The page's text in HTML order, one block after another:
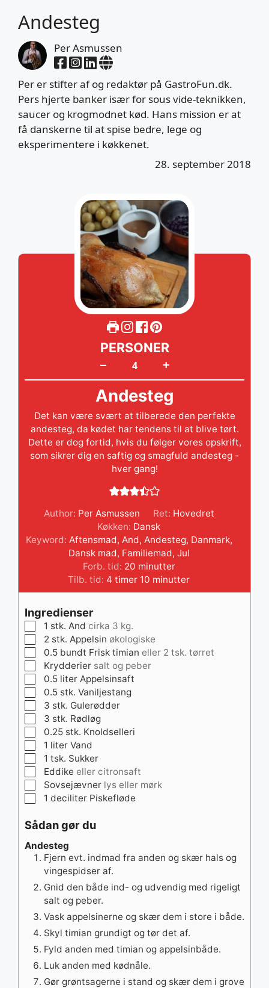
Andesteg
Per Asmussen
Per er stifter af og redaktør på GastroFun.dk.
Pers hjerte banker især for sous vide-teknikken,
saucer og krogmodnet kød. Hans mission er at
få danskerne til at spise bedre, lege og
eksperimentere i køkkenet.
28. september 2018
– +
PERSONER
Andesteg
Det kan være svært at tilberede den perfekte
andesteg, da kødet har tendens til at blive tørt.
Dette er dog fortid, hvis du følger vores opskrift,
som sikrer dig en saftig og smagfuld andesteg -
hver gang!
Author: Per Asmussen Ret: Hovedret
Køkken: Dansk
Keyword: Aftensmad, And, Andesteg, Danmark,
Dansk mad, Familiemad, Jul
Forb. tid: 20minutter
minutter
Tilb. tid: 4 timer
timer 10 minutter
minutter
Ingredienser
▢1 stk. And cirka 3 kg.
▢
2 stk. Appelsin økologiske
▢
0.5 bundt Frisk timian eller 2 tsk. tørret
▢
Krydderier salt og peber
▢
0.5 liter Appelsinsaft
▢
0.5 stk. Vaniljestang
▢
3 stk. Gulerødder
▢
3 stk. Rødløg
▢
0.25 stk. Knoldselleri
▢1 liter Vand
▢1 tsk. Sukker
▢
Eddike eller citronsaft
▢
Sovsejævner lys eller mørk
▢1 deciliter Piskefløde
Sådan gør du
Andesteg
Fjern evt. indmad fra anden og skær hals og
vingespidser af.
Gnid den både ind- og udvendig med rigeligt
salt og peber.
Vask appelsinerne og skær dem i store i både.
Skyl timian grundigt og tør det af.
Fyld anden med timian og appelsinbåde.
Luk anden med kødnåle.
Gør grøntsagerne i stand og skær dem i grove